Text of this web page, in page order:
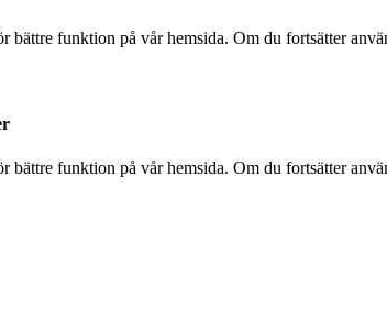
bättre funktion på vår hemsida. Om du fortsätter
bättre funktion på vår hemsida. Om du fortsätter